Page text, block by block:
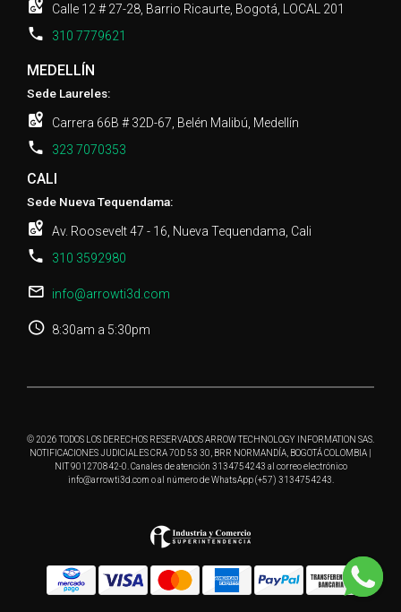
Calle 12 # 27-28, Barrio Ricaurte, Bogotá, LOCAL 201
310 7779621
MEDELLÍN
Sede Laureles:
Carrera 66B # 32D-67, Belén Malibú, Medellín
323 7070353
CALI
Sede Nueva Tequendama:
Av. Roosevelt 47 - 16, Nueva Tequendama, Cali
310 3592980
info@arrowti3d.com
8:30am a 5:30pm
© 2026 TODOS LOS DERECHOS RESERVADOS ARROW TECHNOLOGY INFORMATION SAS.
NOTIFICACIONES JUDICIALES CRA 70D 53 30, BRR NORMANDÍA, BOGOTÁ COLOMBIA |
NIT 901270842-0. Canales de atención 3134754243 al correo electrónico
info@arrowti3d.com o al número de WhatsApp (+57) 3134754243.